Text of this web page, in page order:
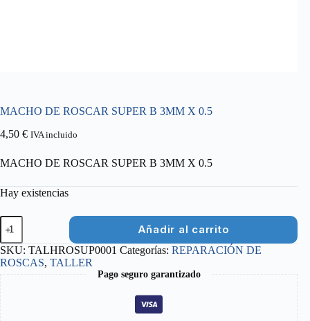
MACHO DE ROSCAR SUPER B 3MM X 0.5
4,50 € IVA incluido
MACHO DE ROSCAR SUPER B 3MM X 0.5
Hay existencias
MACHO
DE
ROSCAR
SUPER
B
3MM
X
0.5
cantidad
Añadir al carrito
SKU: TALHROSUP0001 Categorías: REPARACIÓN DE
ROSCAS, TALLER
Pago seguro garantizado